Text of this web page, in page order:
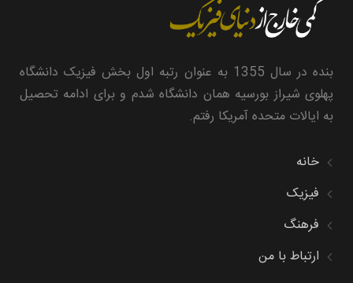
بنده در سال 1355 به عنوان رتبه اول بخش فیزیک دانشگاه
پهلوی شیراز بورسیه همان دانشگاه شدم و برای ادامه تحصیل
به ایالات متحده آمریکا رفتم.
خانه
فیزیک
فرهنگ
ارتباط با من